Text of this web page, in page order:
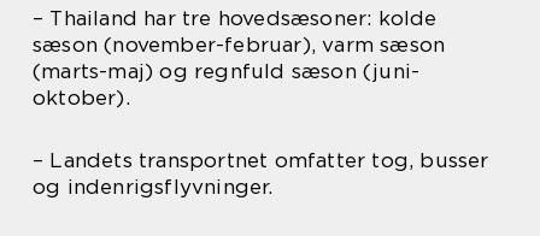
– Thailand har tre hovedsæsoner: kolde
sæson (november-februar), varm sæson
(marts-maj) og regnfuld sæson (juni-
oktober).
– Landets transportnet omfatter tog, busser
og indenrigsflyvninger.